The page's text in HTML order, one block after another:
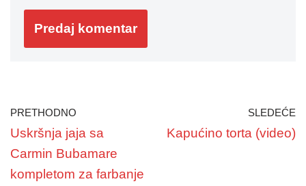
PRETHODNO
Uskršnja jaja sa
Carmin Bubamare
kompletom za farbanje
SLEDEĆE
Kapućino torta (video)